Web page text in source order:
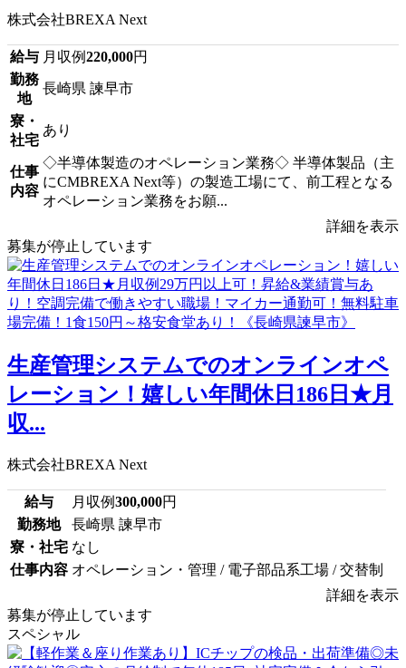
株式会社BREXA Next
給与 月収例220,000円
勤務
地
長崎県 諫早市
寮・
社宅
あり
仕事
内容
◇半導体製造のオペレーション業務◇ 半導体製品（主
にCMBREXA Next等）の製造工場にて、前工程となる
オペレーション業務をお願...
詳細を表示
募集が停止しています
生産管理システムでのオンラインオペ
レーション！嬉しい年間休日186日★月
収...
株式会社BREXA Next
給与 月収例300,000円
勤務地
長崎県 諫早市
寮・社宅 なし
仕事内容 オペレーション・管理 / 電子部品系工場 / 交替制
詳細を表示
募集が停止しています
スペシャル